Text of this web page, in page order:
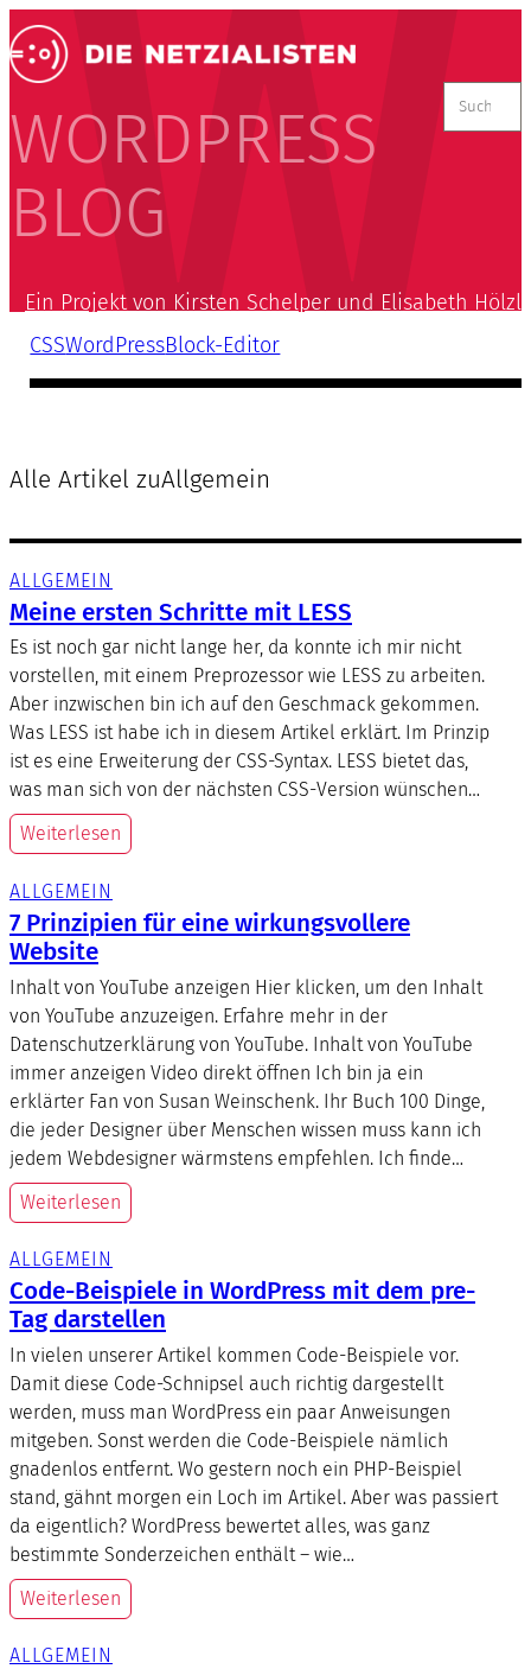
WORDPRESS
BLOG
nach:
Ein Projekt von Kirsten Schelper und Elisabeth Hölzl
CSSWordPressBlock-Editor
Alle Artikel zuAllgemein
ALLGEMEIN
Meine ersten Schritte mit LESS
Es ist noch gar nicht lange her, da konnte ich mir nicht
vorstellen, mit einem Preprozessor wie LESS zu arbeiten.
Aber inzwischen bin ich auf den Geschmack gekommen.
Was LESS ist habe ich in diesem Artikel erklärt. Im Prinzip
ist es eine Erweiterung der CSS-Syntax. LESS bietet das,
was man sich von der nächsten CSS-Version wünschen…
Weiterlesen
ALLGEMEIN
7 Prinzipien für eine wirkungsvollere
Website
Inhalt von YouTube anzeigen Hier klicken, um den Inhalt
von YouTube anzuzeigen. Erfahre mehr in der
Datenschutzerklärung von YouTube. Inhalt von YouTube
immer anzeigen Video direkt öffnen Ich bin ja ein
erklärter Fan von Susan Weinschenk. Ihr Buch 100 Dinge,
die jeder Designer über Menschen wissen muss kann ich
jedem Webdesigner wärmstens empfehlen. Ich finde…
Weiterlesen
ALLGEMEIN
Code-Beispiele in WordPress mit dem pre-
Tag darstellen
In vielen unserer Artikel kommen Code-Beispiele vor.
Damit diese Code-Schnipsel auch richtig dargestellt
werden, muss man WordPress ein paar Anweisungen
mitgeben. Sonst werden die Code-Beispiele nämlich
gnadenlos entfernt. Wo gestern noch ein PHP-Beispiel
stand, gähnt morgen ein Loch im Artikel. Aber was passiert
da eigentlich? WordPress bewertet alles, was ganz
bestimmte Sonderzeichen enthält – wie…
Weiterlesen
ALLGEMEIN